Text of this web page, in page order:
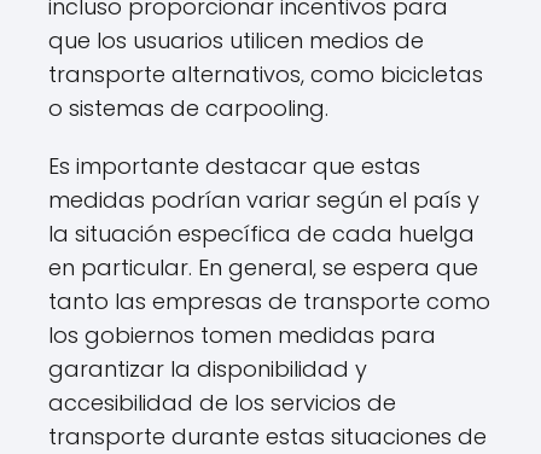
incluso proporcionar incentivos para
que los usuarios utilicen medios de
transporte alternativos, como bicicletas
o sistemas de carpooling.
Es importante destacar que estas
medidas podrían variar según el país y
la situación específica de cada huelga
en particular. En general, se espera que
tanto las empresas de transporte como
los gobiernos tomen medidas para
garantizar la disponibilidad y
accesibilidad de los servicios de
transporte durante estas situaciones de